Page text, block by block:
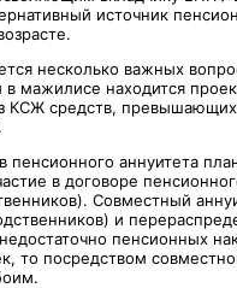
источник
несколько важных
мажилисе находится
КСЖ средств,
аннуитета
в договоре
Совместный
и
пенсионных
то посредством